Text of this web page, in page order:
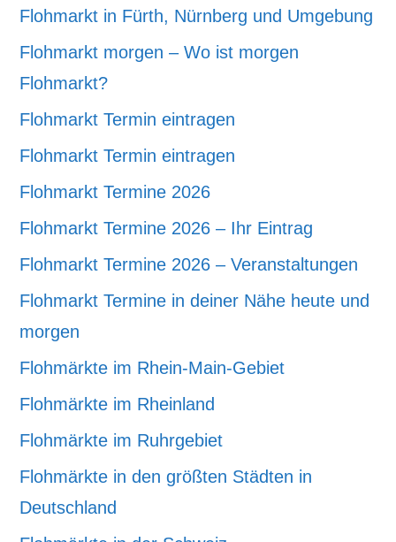
Flohmarkt in Fürth, Nürnberg und Umgebung
Flohmarkt morgen – Wo ist morgen
Flohmarkt?
Flohmarkt Termin eintragen
Flohmarkt Termin eintragen
Flohmarkt Termine 2026
Flohmarkt Termine 2026 – Ihr Eintrag
Flohmarkt Termine 2026 – Veranstaltungen
Flohmarkt Termine in deiner Nähe heute und
morgen
Flohmärkte im Rhein-Main-Gebiet
Flohmärkte im Rheinland
Flohmärkte im Ruhrgebiet
Flohmärkte in den größten Städten in
Deutschland